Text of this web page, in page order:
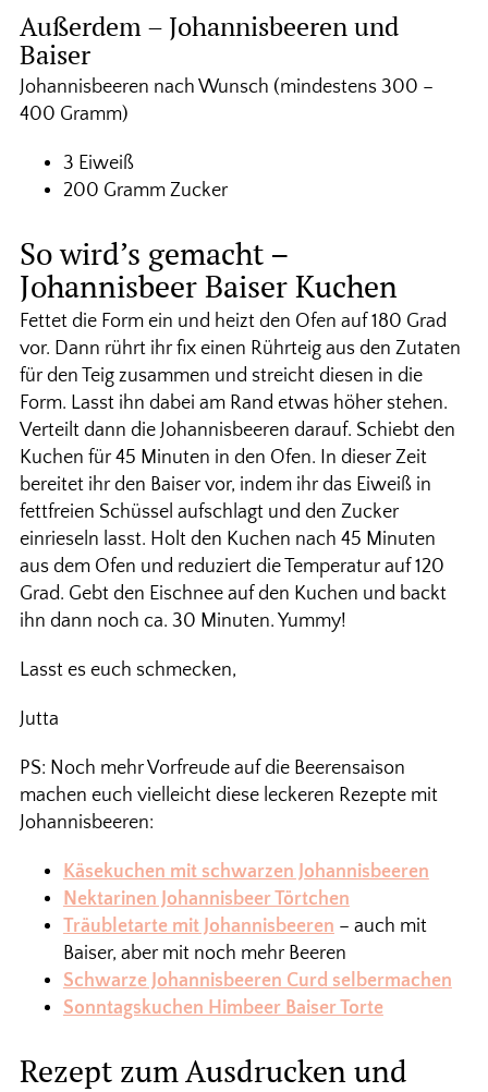
Außerdem – Johannisbeeren und
Baiser
Johannisbeeren nach Wunsch (mindestens 300 –
400 Gramm)
3 Eiweiß
200 Gramm Zucker
So wird’s gemacht –
Johannisbeer Baiser Kuchen
Fettet die Form ein und heizt den Ofen auf 180 Grad
vor. Dann rührt ihr fix einen Rührteig aus den Zutaten
für den Teig zusammen und streicht diesen in die
Form. Lasst ihn dabei am Rand etwas höher stehen.
Verteilt dann die Johannisbeeren darauf. Schiebt den
Kuchen für 45 Minuten in den Ofen. In dieser Zeit
bereitet ihr den Baiser vor, indem ihr das Eiweiß in
fettfreien Schüssel aufschlagt und den Zucker
einrieseln lasst. Holt den Kuchen nach 45 Minuten
aus dem Ofen und reduziert die Temperatur auf 120
Grad. Gebt den Eischnee auf den Kuchen und backt
ihn dann noch ca. 30 Minuten. Yummy!
Lasst es euch schmecken,
Jutta
PS: Noch mehr Vorfreude auf die Beerensaison
machen euch vielleicht diese leckeren Rezepte mit
Johannisbeeren:
Käsekuchen mit schwarzen Johannisbeeren
Nektarinen Johannisbeer Törtchen
Träubletarte mit Johannisbeeren – auch mit
Baiser, aber mit noch mehr Beeren
Schwarze Johannisbeeren Curd selbermachen
Sonntagskuchen Himbeer Baiser Torte
Rezept zum Ausdrucken und